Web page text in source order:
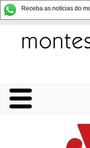
Receba as notícias do